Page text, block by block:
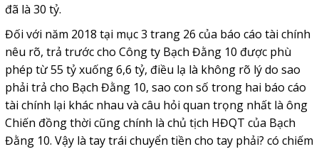
đã là 30 tỷ.
Đối với năm 2018 tại mục 3 trang 26 của báo cáo tài chính
nêu rõ, trả trước cho Công ty Bạch Đằng 10 được phù
phép từ 55 tỷ xuống 6,6 tỷ, điều lạ là không rõ lý do sao
phải trả cho Bạch Đằng 10, sao con số trong hai báo cáo
tài chính lại khác nhau và câu hỏi quan trọng nhất là ông
Chiến đồng thời cũng chính là chủ tịch HĐQT của Bạch
Đằng 10. Vậy là tay trái chuyển tiền cho tay phải? có chiếm